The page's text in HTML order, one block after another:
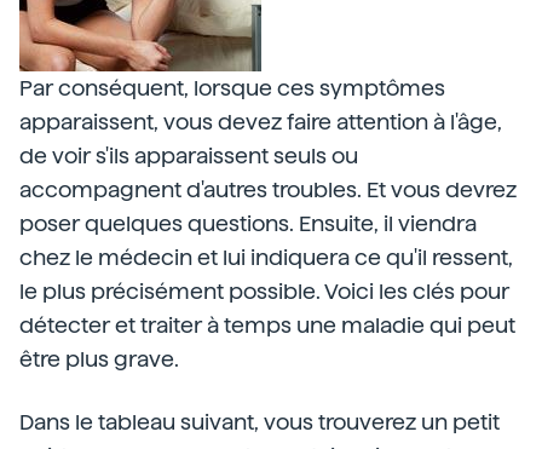
Par conséquent, lorsque ces symptômes
apparaissent, vous devez faire attention à l'âge,
de voir s'ils apparaissent seuls ou
accompagnent d'autres troubles. Et vous devrez
poser quelques questions. Ensuite, il viendra
chez le médecin et lui indiquera ce qu'il ressent,
le plus précisément possible. Voici les clés pour
détecter et traiter à temps une maladie qui peut
être plus grave.
Dans le tableau suivant, vous trouverez un petit